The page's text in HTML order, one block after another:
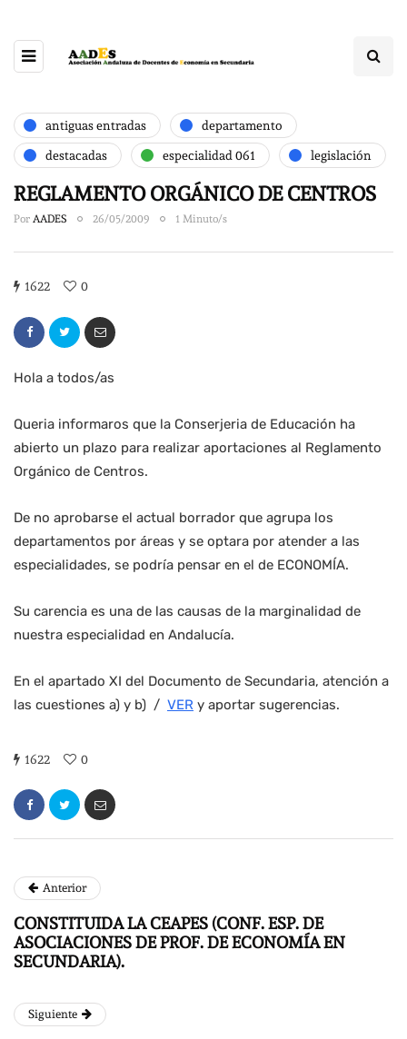
antiguas entradas departamento
destacadas especialidad 061 legislación
REGLAMENTO ORGÁNICO DE CENTROS
Por AADES 26/05/2009 1 Minuto/s
1622 0
Hola a todos/as
Queria informaros que la Conserjeria de Educación ha
abierto un plazo para realizar aportaciones al Reglamento
Orgánico de Centros.
De no aprobarse el actual borrador que agrupa los
departamentos por áreas y se optara por atender a las
especialidades, se podría pensar en el de ECONOMÍA.
Su carencia es una de las causas de la marginalidad de
nuestra especialidad en Andalucía.
En el apartado XI del Documento de Secundaria, atención a
las cuestiones a) y b) / VER y aportar sugerencias.
1622 0
Anterior
CONSTITUIDA LA CEAPES (CONF. ESP. DE
ASOCIACIONES DE PROF. DE ECONOMÍA EN
SECUNDARIA).
Siguiente